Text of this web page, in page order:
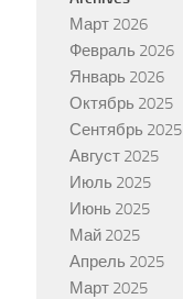
Март 2026
Февраль 2026
Январь 2026
Октябрь 2025
Сентябрь 2025
Август 2025
Июль 2025
Июнь 2025
Май 2025
Апрель 2025
Март 2025